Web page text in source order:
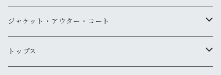
ジャケット・アウター・コート
デニムジャケット
トップス